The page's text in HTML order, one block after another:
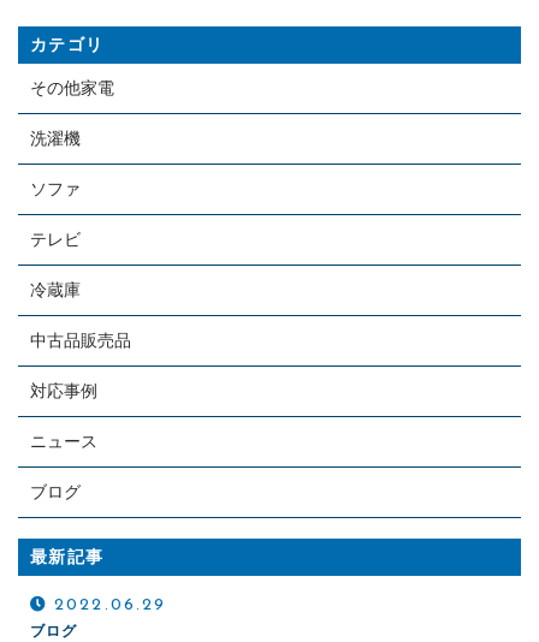
カテゴリ
その他家電
洗濯機
ソファ
テレビ
冷蔵庫
中古品販売品
対応事例
ニュース
ブログ
最新記事
2022.06.29
ブログ